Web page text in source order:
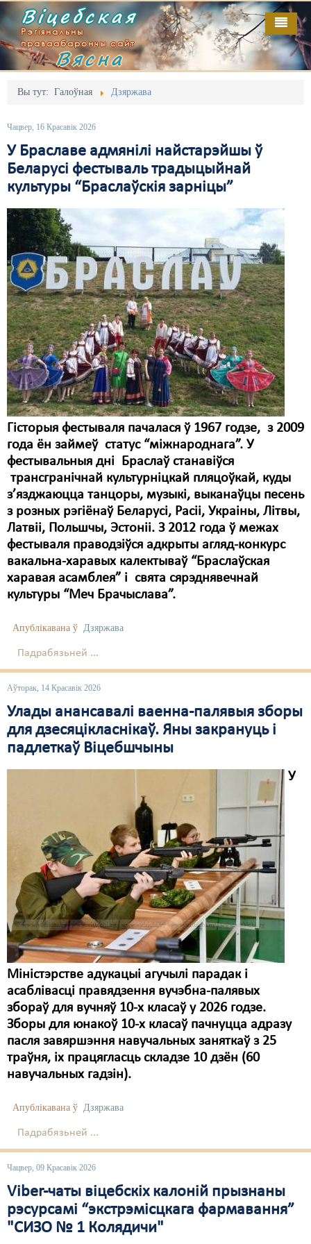
Віцебская
Рэгіянальны
праваабарончы сайт
Вясна
Вы тут: Галоўная Дзяржава
Чацвер, 16 Красавік 2026
У Браславе адмянілі найстарэйшы ў
Беларусі фестываль традыцыйнай
культуры “Браслаўскія зарніцы”
Гісторыя фестываля пачалася ў 1967 годзе, з 2009
года ён займеў статус “міжнароднага”. У
фестывальныя дні Браслаў станавіўся
трансгранічнай культурніцкай пляцоўкай, куды
з’язджаюцца танцоры, музыкі, выканаўцы песень
з розных рэгіёнаў Беларусі, Расіі, Украіны, Літвы,
Латвіі, Польшчы, Эстоніі. З 2012 года ў межах
фестываля праводзіўся адкрыты агляд-конкурс
вакальна-харавых калектываў “Браслаўская
харавая асамблея” і свята сярэднявечнай
культуры “Меч Брачыслава”.
Апублікавана ў Дзяржава
Падрабязьней ...
Аўторак, 14 Красавік 2026
Улады анансавалі ваенна-палявыя зборы
для дзесяцікласнікаў. Яны закрануць і
падлеткаў Віцебшчыны
У
Міністэрстве адукацыі агучылі парадак і
асаблівасці правядзення вучэбна-палявых
збораў для вучняў 10-х класаў у 2026 годзе.
Зборы для юнакоў 10-х класаў пачнуцца адразу
пасля завяршэння навучальных заняткаў з 25
траўня, іх працягласць складзе 10 дзён (60
навучальных гадзін).
Апублікавана ў Дзяржава
Падрабязьней ...
Чацвер, 09 Красавік 2026
Viber-чаты віцебскіх калоній прызнаны
рэсурсамі “экстрэмісцкага фармавання”
"СИЗО № 1 Колядичи"
Галоўная
Адміністрацыйны перасьлед
Безбар'ернае асяродзьдзе
Выбары
Дзяржава
Дыскрымінацыя
Затрыманьні
Карная псыхіятрыя
КПЧ ААН
Культурныя правы
ЛПП
Мігранты
Мірныя сходы
Палітвязьні
Праваабаронцы
Правы дзіцяці
Пэнітэнцыярная сыстэма
Распальваньне варожасьці
Свабода сумленьня
Сьмяротнае пакараньне
Экалёгія
Выданьні
Кантакт
Пра нас